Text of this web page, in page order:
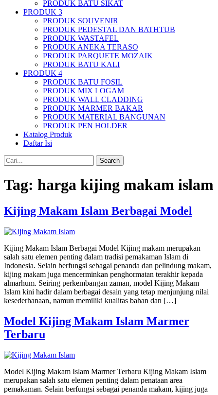
PRODUK BATU SIKAT
PRODUK 3
PRODUK SOUVENIR
PRODUK PEDESTAL DAN BATHTUB
PRODUK WASTAFEL
PRODUK ANEKA TERASO
PRODUK PARQUETE MOZAIK
PRODUK BATU KALI
PRODUK 4
PRODUK BATU FOSIL
PRODUK MIX LOGAM
PRODUK WALL CLADDING
PRODUK MARMER BAKAR
PRODUK MATERIAL BANGUNAN
PRODUK PEN HOLDER
Katalog Produk
Daftar Isi
Search
Tag: harga kijing makam islam
Kijing Makam Islam Berbagai Model
Kijing Makam Islam Berbagai Model Kijing makam merupakan
salah satu elemen penting dalam tradisi pemakaman Islam di
Indonesia. Selain berfungsi sebagai penanda dan pelindung makam,
kijing makam juga mencerminkan penghormatan terakhir kepada
almarhum. Seiring perkembangan zaman, model Kijing Makam
Islam kini hadir dalam berbagai desain yang tetap menjunjung nilai
kesederhanaan, namun memiliki kualitas bahan dan […]
Model Kijing Makam Islam Marmer
Terbaru
Model Kijing Makam Islam Marmer Terbaru Kijing Makam Islam
merupakan salah satu elemen penting dalam penataan area
pemakaman. Selain berfungsi sebagai penanda makam, kijing juga